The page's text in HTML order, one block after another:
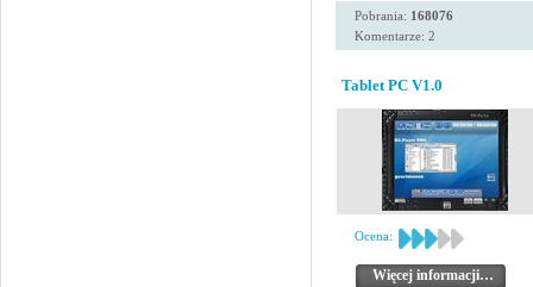
Pobrania: 168076
Komentarze: 2
Tablet PC V1.0
Ocena:
Więcej informacji…